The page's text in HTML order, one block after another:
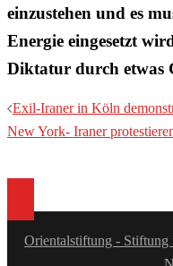
einzustehen und es
Energie eingesetzt
Diktatur durch etwas
Exil-Iraner in Köln
New York- Iraner
Orientalstiftung -